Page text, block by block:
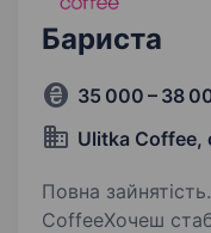
Бариста
35 000 – 38
Ulitka Coffee,
Повна зайнятість. Бариста | Ulitka
CoffeeХочеш